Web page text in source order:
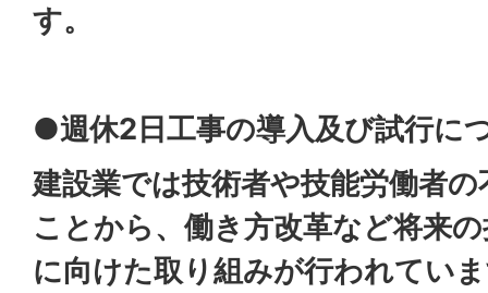
す。
●週休2日工事の導入及び試行に
建設業では技術者や技能労働者
ことから、働き方改革など将来
に向けた取り組みが行われてい